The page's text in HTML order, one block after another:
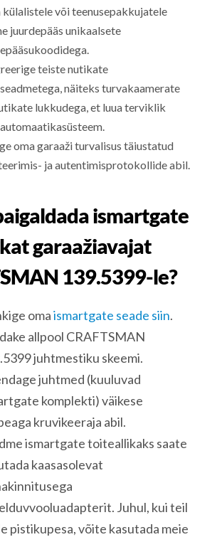
külalistele või teenusepakkujatele
juurdepääs unikaalsete
teiste nutikate
näiteks turvakaamerate
lukkudega, et luua terviklik
oma garaaži turvalisus täiustatud
ja autentimisprotokollide abil.
ismartgate
garaažiavajat
139.5399-le?
omaismartgate seade siin.
allpool CRAFTSMAN
juhtmestiku skeemi.
juhtmed (kuuluvad
komplekti) väikese
kruvikeeraja abil.
ismartgate toiteallikaks saate
kaasasolevat
Juhul, kui teil
pistikupesa, võite kasutada meie